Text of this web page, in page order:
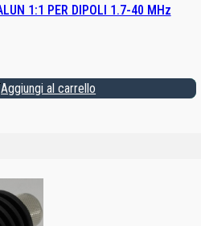
Aggiungi al carrello